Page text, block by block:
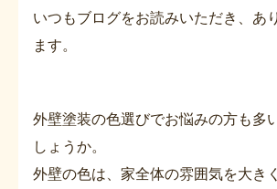
いつもブログをお読みいただき、あ
ます。
外壁塗装の色選びでお悩みの方も多
しょうか。
外壁の色は、家全体の雰囲気を大き